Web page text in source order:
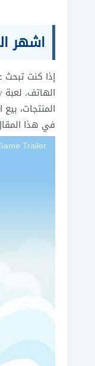
اشهر
المنتجات،
في هذا
Trailer